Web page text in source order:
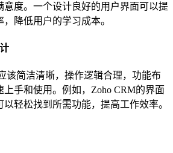
意度。一个设计良好的用户界面可以提
降低用户的学习成本。
该简洁清晰，操作逻辑合理，功能布
手和使用。例如，Zoho CRM的界面
轻松找到所需功能，提高工作效率。